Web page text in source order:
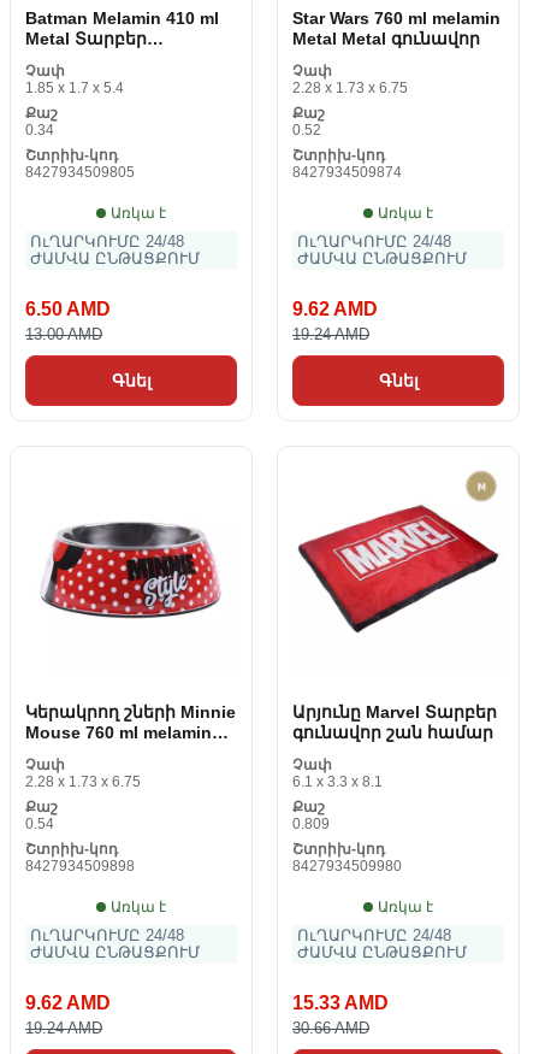
Batman Melamin 410 ml
Metal Տարբեր
Չափ
1.85 x 1.7 x 5.4
Քաշ
0.34
Շտրիխ-կոդ
8427934509805
Առկա է
ՈւՂԱՐԿՈՒՄԸ 24/48
ԺԱՄՎԱ ԸՆԹԱՑՔՈՒՄ
6.50 AMD
13.00 AMD
Գնել
Star Wars 760 ml melamin
Metal Metal գունավոր
Չափ
2.28 x 1.73 x 6.75
Քաշ
0.52
Շտրիխ-կոդ
8427934509874
Առկա է
ՈւՂԱՐԿՈՒՄԸ 24/48
ԺԱՄՎԱ ԸՆԹԱՑՔՈՒՄ
9.62 AMD
19.24 AMD
Գնել
Կերակրող շների Minnie
Mouse 760 ml melamin
Չափ
2.28 x 1.73 x 6.75
Քաշ
0.54
Շտրիխ-կոդ
8427934509898
Առկա է
ՈւՂԱՐԿՈՒՄԸ 24/48
ԺԱՄՎԱ ԸՆԹԱՑՔՈՒՄ
9.62 AMD
19.24 AMD
Արյունը Marvel Տարբեր
գունավոր շան համար
Չափ
6.1 x 3.3 x 8.1
Քաշ
0.809
Շտրիխ-կոդ
8427934509980
Առկա է
ՈւՂԱՐԿՈՒՄԸ 24/48
ԺԱՄՎԱ ԸՆԹԱՑՔՈՒՄ
15.33 AMD
30.66 AMD